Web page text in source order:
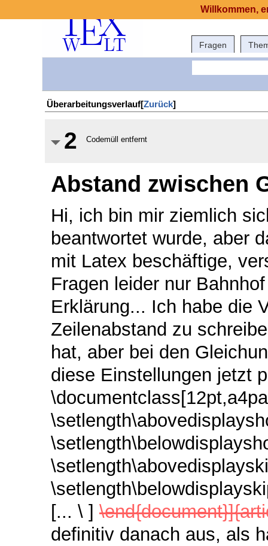
Fragen
Überarbeitungsverlauf[Zurück]
2 Codemüll entfernt
Abstand zwischen
Hi, ich bin mir ziemlich
beantwortet wurde, aber
mit Latex beschäftige,
Fragen leider nur
Erklärung... Ich habe die
Zeilenabstand zu
hat, aber bei den
diese Einstellungen jetzt
[... \ ]
definitiv danach aus, als
Willkommen,